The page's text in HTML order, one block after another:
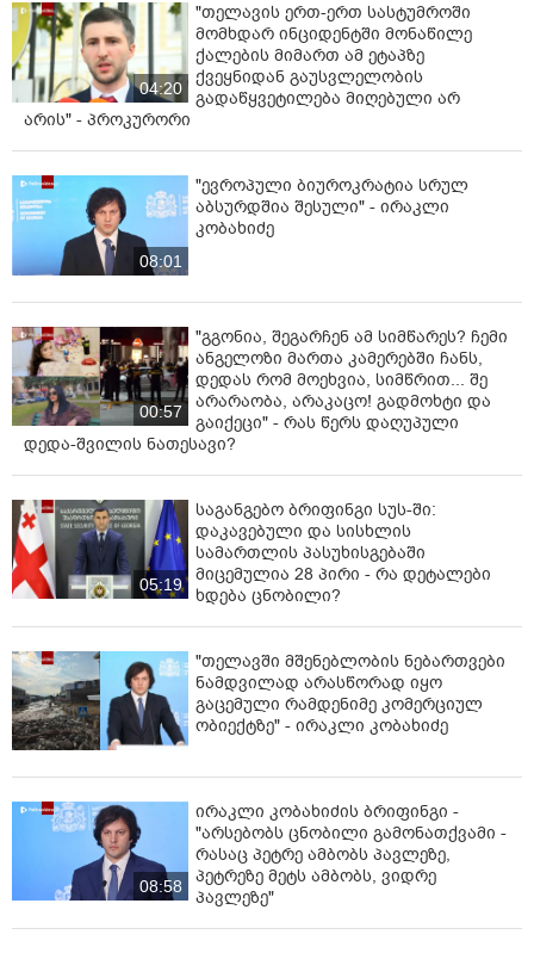
04:20
"თელავის ერთ-ერთ სასტუმროში
მომხდარ ინციდენტში მონაწილე
ქალების მიმართ ამ ეტაპზე
ქვეყნიდან გაუსვლელობის
გადაწყვეტილება მიღებული არ
არის" - პროკურორი
08:01
"ევროპული ბიუროკრატია სრულ
აბსურდშია შესული" - ირაკლი
კობახიძე
00:57
"გგონია, შეგარჩენ ამ სიმწარეს? ჩემი
ანგელოზი მართა კამერებში ჩანს,
დედას რომ მოეხვია, სიმწრით... შე
არარაობა, არაკაცო! გადმოხტი და
გაიქეცი" - რას წერს დაღუპული
დედა-შვილის ნათესავი?
05:19
საგანგებო ბრიფინგი სუს-ში:
დაკავებული და სისხლის
სამართლის პასუხისგებაში
მიცემულია 28 პირი - რა დეტალები
ხდება ცნობილი?
"თელავში მშენებლობის ნებართვები
ნამდვილად არასწორად იყო
გაცემული რამდენიმე კომერციულ
ობიექტზე" - ირაკლი კობახიძე
08:58
ირაკლი კობახიძის ბრიფინგი -
"არსებობს ცნობილი გამონათქვამი -
რასაც პეტრე ამბობს პავლეზე,
პეტრეზე მეტს ამბობს, ვიდრე
პავლეზე"